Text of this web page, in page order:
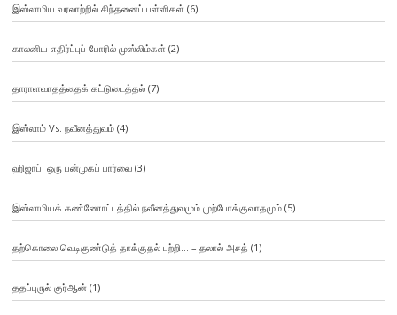
இஸ்லாமிய வரலாற்றில் சிந்தனைப் பள்ளிகள் (6)
காலனிய எதிர்ப்புப் போரில் முஸ்லிம்கள் (2)
தாராளவாதத்தைக் கட்டுடைத்தல்(7)
இஸ்லாம் Vs. நவீனத்துவம்(4)
ஹிஜாப்: ஒரு பன்முகப் பார்வை(3)
இஸ்லாமியக் கண்ணோட்டத்தில் நவீனத்துவமும் முற்போக்குவாதமும்(5)
தற்கொலை வெடிகுண்டுத் தாக்குதல் பற்றி… – தலால் அசத் (1)
ததப்புருல் குர்ஆன் (1)